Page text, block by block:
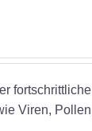
Viren,